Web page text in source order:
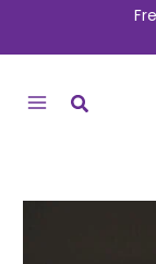
conteúdo
MENU